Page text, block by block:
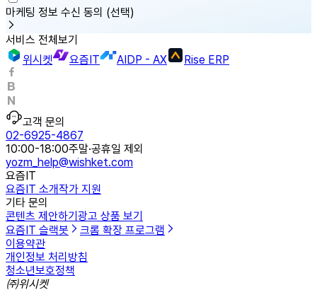
마케팅 정보 수신 동의 (선택)
서비스 전체보기
위시켓
요즘IT AIDP - AX Rise ERP
고객 문의
02-6925-4867
10:00-18:00주말·공휴일 제외
yozm_help@wishket.com
요즘IT
요즘IT 소개작가 지원
기타 문의
콘텐츠 제안하기광고 상품 보기
요즘IT 슬랙봇
크롬 확장 프로그램
이용약관
개인정보 처리방침
청소년보호정책
㈜위시켓